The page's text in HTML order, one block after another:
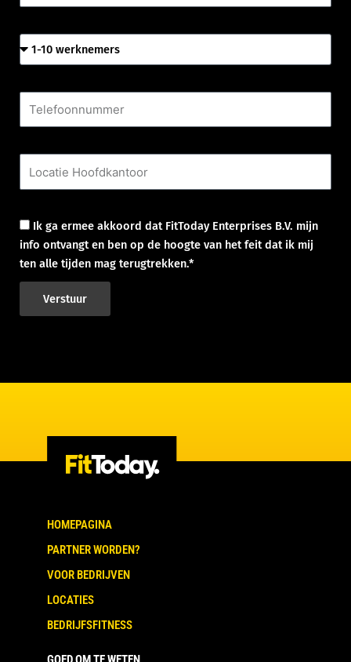
Ik ga ermee akkoord dat FitToday Enterprises B.V. mijn
info ontvangt en ben op de hoogte van het feit dat ik mij
ten alle tijden mag terugtrekken.*
Verstuur
HOMEPAGINA
PARTNER WORDEN?
VOOR BEDRIJVEN
LOCATIES
BEDRIJFSFITNESS